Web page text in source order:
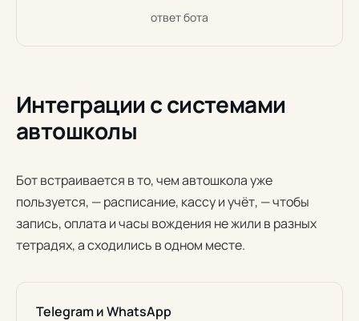
ответ бота
Интеграции с системами
автошколы
Бот встраивается в то, чем автошкола уже
пользуется, — расписание, кассу и учёт, — чтобы
запись, оплата и часы вождения не жили в разных
тетрадях, а сходились в одном месте.
Telegram и WhatsApp